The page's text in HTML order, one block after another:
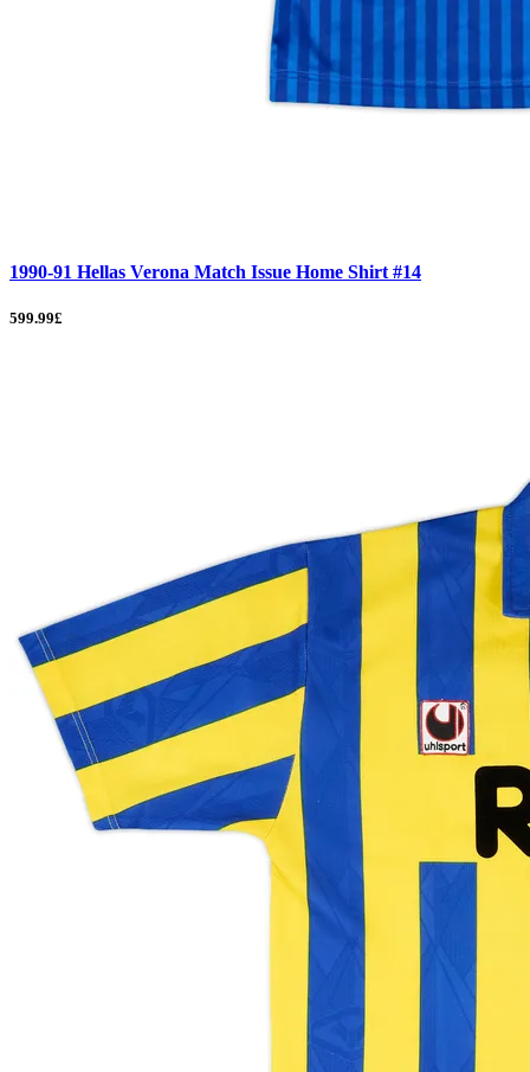
1990-91 Hellas Verona Match Issue Home Shirt #14
599.99£